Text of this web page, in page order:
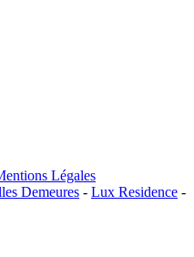
Légales
Demeures - Lux Residence -